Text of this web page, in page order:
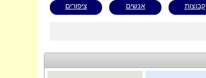
קבוצות אנשים ציפורים